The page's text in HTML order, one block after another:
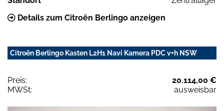
Details zum Citroën Berlingo anzeigen
Citroën Berlingo Kasten L2H1 Navi Kamera PDC v+h NSW
Preis:
20.114,00 €
MWSt:
ausweisbar